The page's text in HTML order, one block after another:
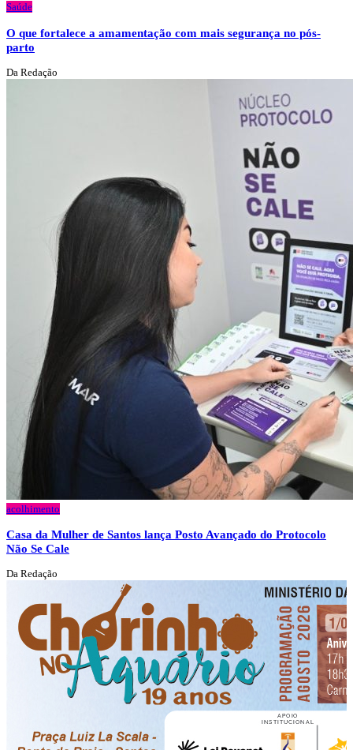
Saúde
O que fortalece a amamentação com mais segurança no pós-
parto
Da Redação
acolhimento
Casa da Mulher de Santos lança Posto Avançado do Protocolo
Não Se Cale
Da Redação